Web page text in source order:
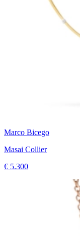
Marco Bicego
Masai Collier
€ 5.300